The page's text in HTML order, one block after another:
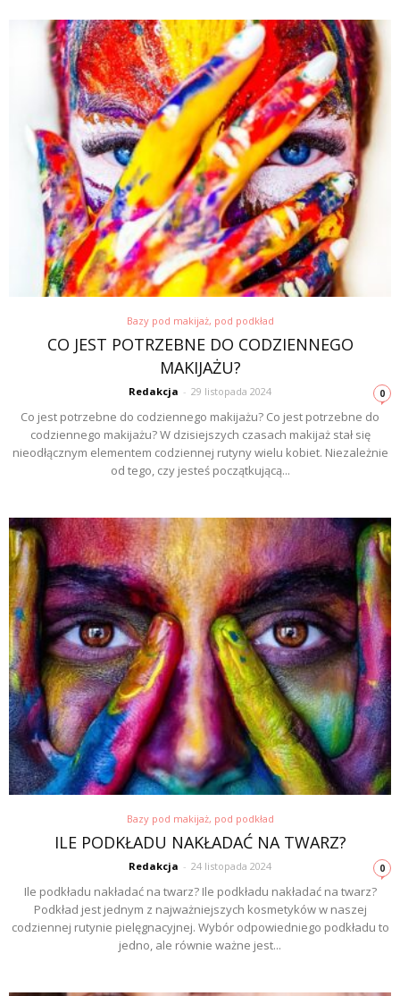
Bazy pod makijaż, pod podkład
CO JEST POTRZEBNE DO CODZIENNEGO
MAKIJAŻU?
Redakcja - 29 listopada 2024 0
Co jest potrzebne do codziennego makijażu? Co jest potrzebne do
codziennego makijażu? W dzisiejszych czasach makijaż stał się
nieodłącznym elementem codziennej rutyny wielu kobiet. Niezależnie
od tego, czy jesteś początkującą...
Bazy pod makijaż, pod podkład
ILE PODKŁADU NAKŁADAĆ NA TWARZ?
Redakcja - 24 listopada 2024 0
Ile podkładu nakładać na twarz? Ile podkładu nakładać na twarz?
Podkład jest jednym z najważniejszych kosmetyków w naszej
codziennej rutynie pielęgnacyjnej. Wybór odpowiedniego podkładu to
jedno, ale równie ważne jest...